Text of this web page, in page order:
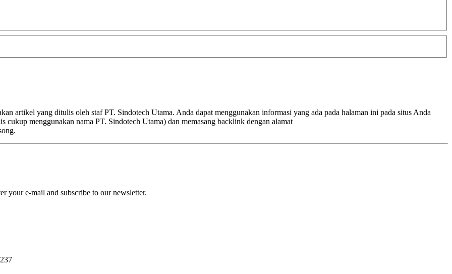
artikel yang ditulis oleh staf PT. Sindotech Utama. Anda dapat menggunakan informasi yang ada pada halaman ini pada situs Anda
cukup menggunakan nama PT. Sindotech Utama) dan memasang backlink dengan alamat
your e-mail and subscribe to our newsletter.